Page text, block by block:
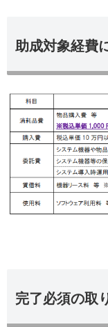
助成対象経費
完了必須の取